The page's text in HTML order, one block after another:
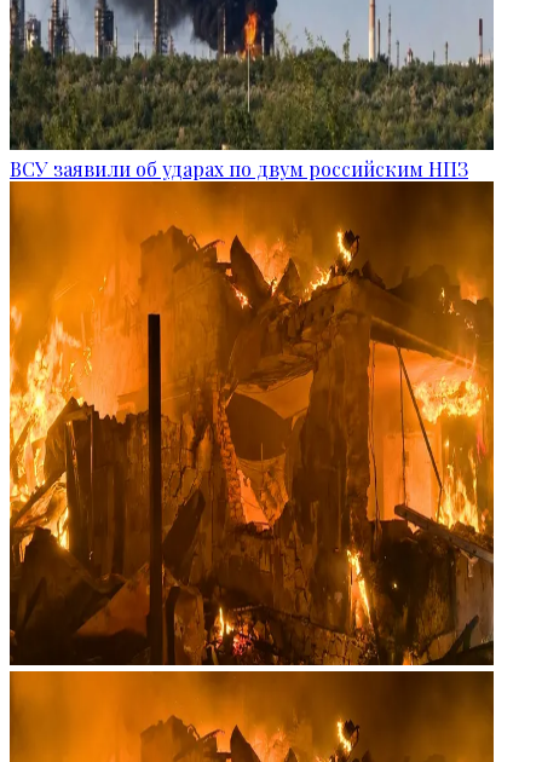
ВСУ заявили об ударах по двум российским НПЗ